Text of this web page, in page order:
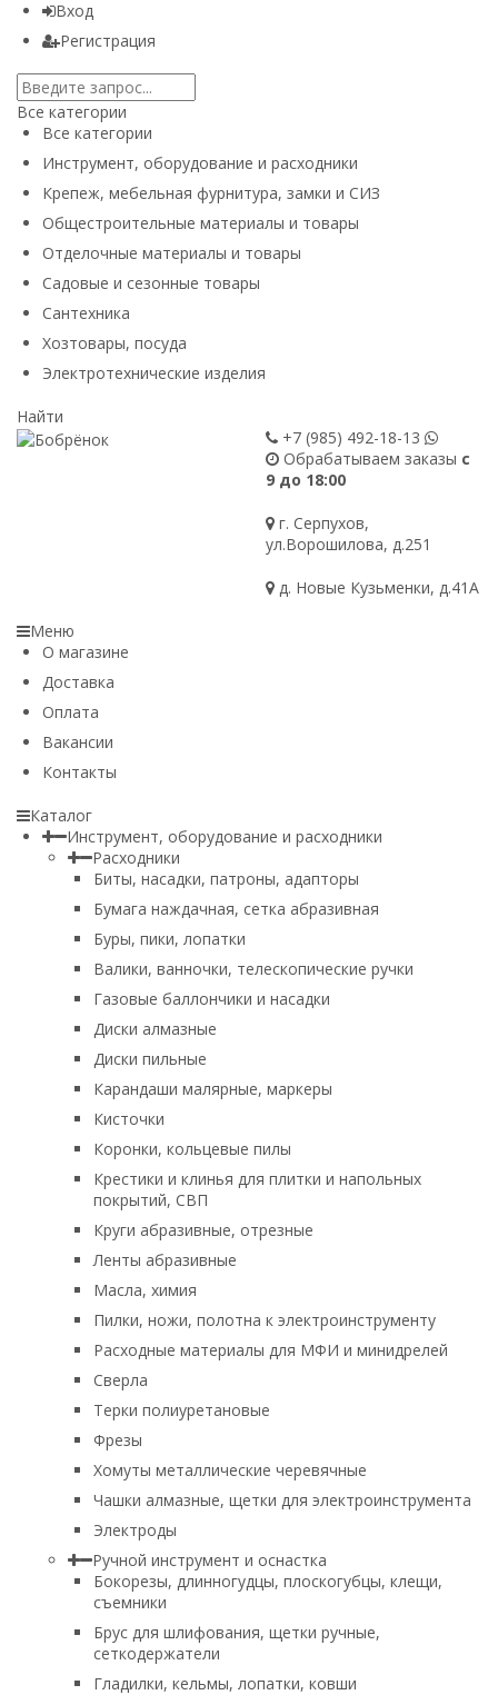
Вход
Регистрация
Все категории
Все категории
Инструмент, оборудование и расходники
Крепеж, мебельная фурнитура, замки и СИЗ
Общестроительные материалы и товары
Отделочные материалы и товары
Садовые и сезонные товары
Сантехника
Хозтовары, посуда
Электротехнические изделия
Найти
+7 (985) 492-18-13
Обрабатываем заказы с
9 до 18:00
г. Серпухов,
ул.Ворошилова, д.251
д. Новые Кузьменки, д.41А
Меню
О магазине
Доставка
Оплата
Вакансии
Контакты
Каталог
Инструмент, оборудование и расходники
Расходники
Биты, насадки, патроны, адапторы
Бумага наждачная, сетка абразивная
Буры, пики, лопатки
Валики, ванночки, телескопические ручки
Газовые баллончики и насадки
Диски алмазные
Диски пильные
Карандаши малярные, маркеры
Кисточки
Коронки, кольцевые пилы
Крестики и клинья для плитки и напольных
покрытий, СВП
Круги абразивные, отрезные
Ленты абразивные
Масла, химия
Пилки, ножи, полотна к электроинструменту
Расходные материалы для МФИ и минидрелей
Сверла
Терки полиуретановые
Фрезы
Хомуты металлические черевячные
Чашки алмазные, щетки для электроинструмента
Электроды
Ручной инструмент и оснастка
Бокорезы, длинногудцы, плоскогубцы, клещи,
съемники
Брус для шлифования, щетки ручные,
сеткодержатели
Гладилки, кельмы, лопатки, ковши